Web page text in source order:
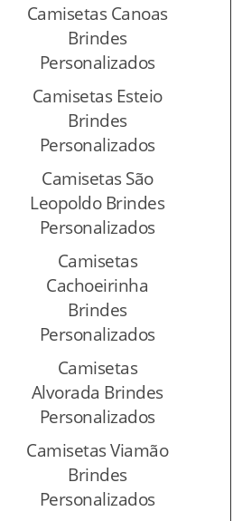
Camisetas Canoas
Brindes
Personalizados
Camisetas Esteio
Brindes
Personalizados
Camisetas São
Leopoldo Brindes
Personalizados
Camisetas
Cachoeirinha
Brindes
Personalizados
Camisetas
Alvorada Brindes
Personalizados
Camisetas Viamão
Brindes
Personalizados